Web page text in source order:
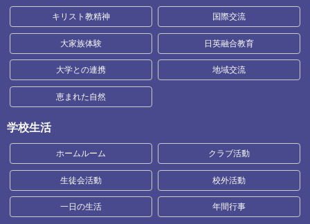
キリスト教精神 国際交流
大家族体験 日英融合教育
大学との連携 地域交流
恵まれた自然
学校生活
ホームルーム クラブ活動
生徒会活動 校外活動
一日の生活 年間行事